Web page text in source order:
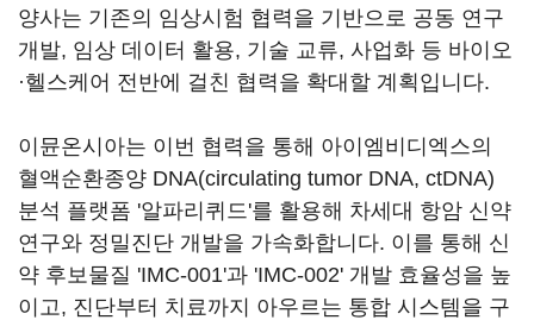
양사는 기존의 임상시험 협력을 기반으로 공동 연구
개발, 임상 데이터 활용, 기술 교류, 사업화 등 바이오
·헬스케어 전반에 걸친 협력을 확대할 계획입니다.
이뮨온시아는 이번 협력을 통해 아이엠비디엑스의
혈액순환종양 DNA(circulating tumor DNA, ctDNA)
분석 플랫폼 '알파리퀴드'를 활용해 차세대 항암 신약
연구와 정밀진단 개발을 가속화합니다. 이를 통해 신
약 후보물질 'IMC-001'과 'IMC-002' 개발 효율성을 높
이고, 진단부터 치료까지 아우르는 통합 시스템을 구